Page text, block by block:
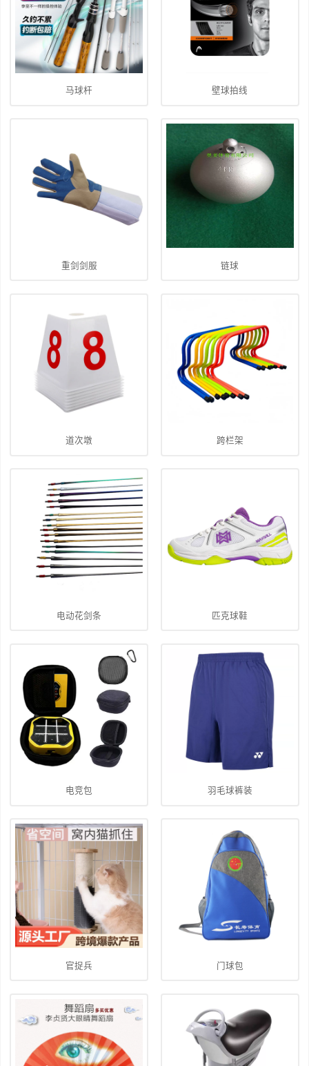
马球杆 壁球拍线
重剑剑服 链球
道次墩 跨栏架
电动花剑条 匹克球鞋
电竞包 羽毛球裤装
官捉兵 门球包